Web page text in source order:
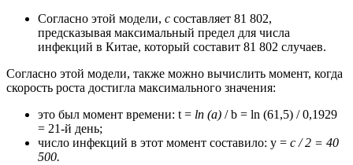
Согласно этой модели, c составляет 81 802,
предсказывая максимальный предел для числа
инфекций в Китае, который составит 81 802 случаев.
Согласно этой модели, также можно вычислить момент, когда
скорость роста достигла максимального значения:
это был момент времени: t = ln (a) / b = ln (61,5) / 0,1929
= 21-й день;
число инфекций в этот момент составило: у = с / 2 = 40
500.